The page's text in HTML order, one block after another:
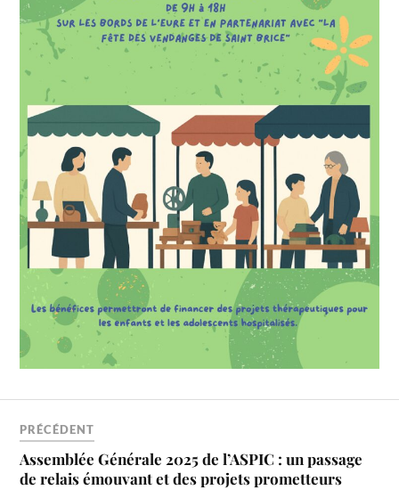
PRÉCÉDENT
Assemblée Générale 2025 de l’ASPIC : un passage
de relais émouvant et des projets prometteurs